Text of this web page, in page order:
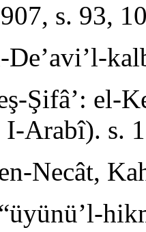
s. 93,
De’avi’l-
Şifâ’: el-
Arabî). s.
Necât,